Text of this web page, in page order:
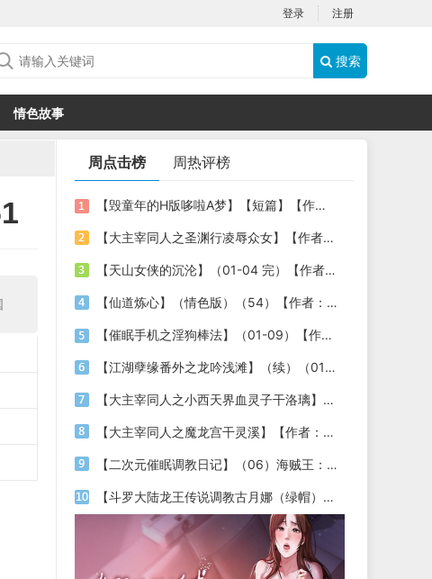
登录 注册
搜索
情色故事
周点击榜 周热评榜
【毁童年的H版哆啦A梦】【短篇】【作者：flyingbed】
【大主宰同人之圣渊行凌辱众女】【作者：不详】
【天山女侠的沉沦】（01-04 完）【作者：老浩子】
【仙道炼心】（情色版）（54）【作者：至尊宝宝】
【催眠手机之淫狗棒法】（01-09）【作者：478030806（shine）】
【江湖孽缘番外之龙吟浅滩】（续）（01-02）作者：八云
【大主宰同人之小西天界血灵子干洛璃】【作者：不详】
【大主宰同人之魔龙宫干灵溪】【作者：不详】
【二次元催眠调教日记】（06）海贼王：成为天龙人买下幼年海贼女帝，将其调教成乖巧的精液肉壶【作者：月隐云海】
【斗罗大陆龙王传说调教古月娜（绿帽）】【作者：迟缓喵】